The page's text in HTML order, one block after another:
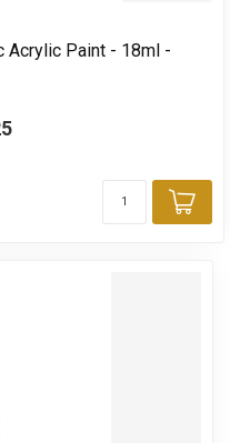
Acrylic Paint - 18ml -